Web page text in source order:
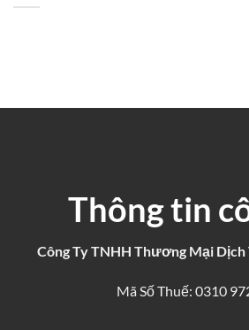
Thông tin
Công Ty TNHH Thương Mại Dịch
Mã Số Thuế: 0310